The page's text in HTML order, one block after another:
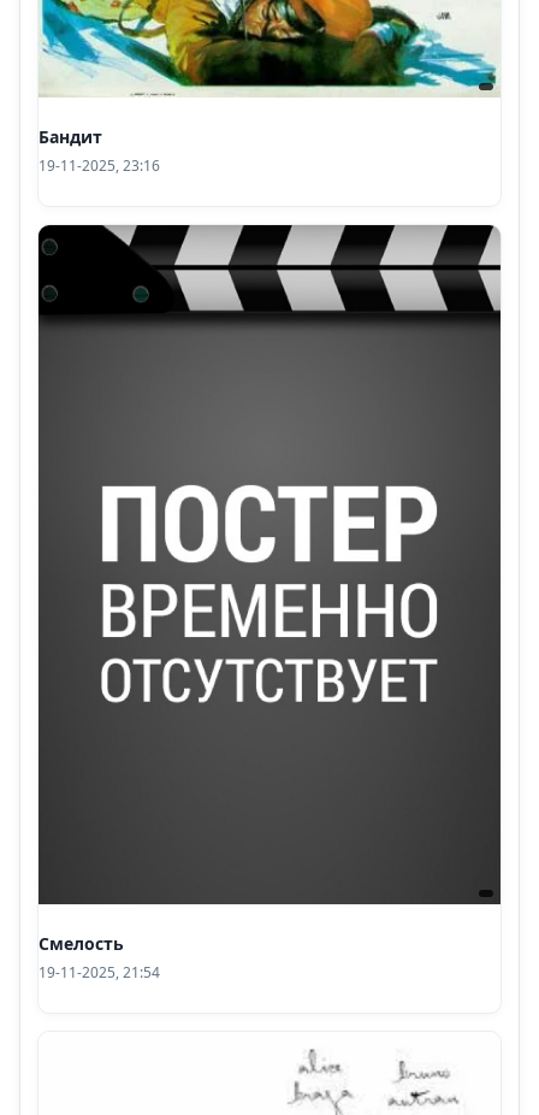
Бандит
19-11-2025, 23:16
Смелость
19-11-2025, 21:54